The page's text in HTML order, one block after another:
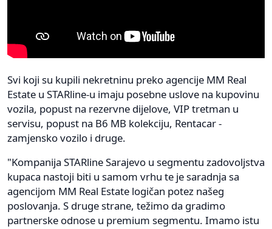
Svi koji su kupili nekretninu preko agencije MM Real
Estate u STARline-u imaju posebne uslove na kupovinu
vozila, popust na rezervne dijelove, VIP tretman u
servisu, popust na B6 MB kolekciju, Rentacar -
zamjensko vozilo i druge.
"Kompanija STARline Sarajevo u segmentu zadovoljstva
kupaca nastoji biti u samom vrhu te je saradnja sa
agencijom MM Real Estate logičan potez našeg
poslovanja. S druge strane, težimo da gradimo
partnerske odnose u premium segmentu. Imamo istu